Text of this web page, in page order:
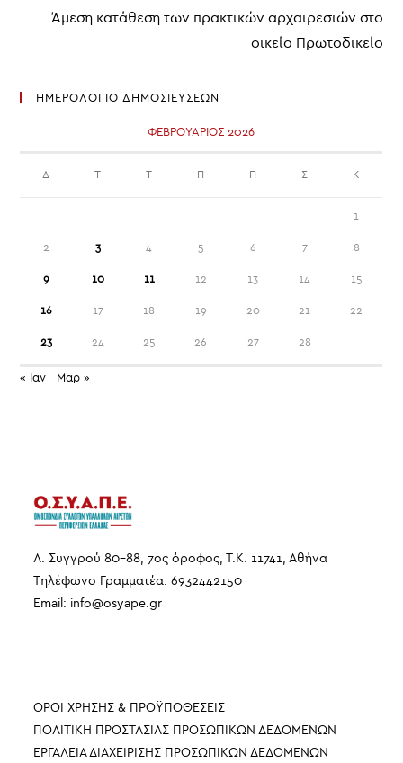
Άμεση κατάθεση των πρακτικών αρχαιρεσιών στο
οικείο Πρωτοδικείο
ΗΜΕΡΟΛΟΓΙΟ ΔΗΜΟΣΙΕΥΣΕΩΝ
ΦΕΒΡΟΥΆΡΙΟΣ 2026
Δ Τ Τ Π Π Σ Κ
1
2 3 4 5 6 7 8
9 10 11 12 13 14 15
16 17 18 19 20 21 22
23 24 25 26 27 28
« Ιαν Μαρ »
Λ. Συγγρού 80-88, 7ος όροφος, Τ.Κ. 11741, Αθήνα
Τηλέφωνο Γραμματέα: 6932442150
Email: info@osyape.gr
ΟΡΟΙ ΧΡΗΣΗΣ & ΠΡΟΫΠΟΘΕΣΕΙΣ
ΠΟΛΙΤΙΚΗ ΠΡΟΣΤΑΣΙΑΣ ΠΡΟΣΩΠΙΚΩΝ ΔΕΔΟΜΕΝΩΝ
ΕΡΓΑΛΕΙΑ ΔΙΑΧΕΙΡΙΣΗΣ ΠΡΟΣΩΠΙΚΩΝ ΔΕΔΟΜΕΝΩΝ